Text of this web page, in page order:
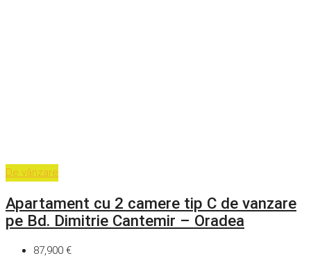
De vânzare
Apartament cu 2 camere tip C de vanzare
pe Bd. Dimitrie Cantemir – Oradea
87,900 €